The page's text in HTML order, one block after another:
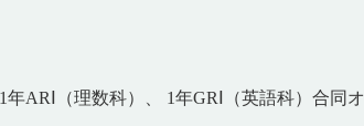
ARⅠ（理数科）、 1年GRⅠ（英語科）合同